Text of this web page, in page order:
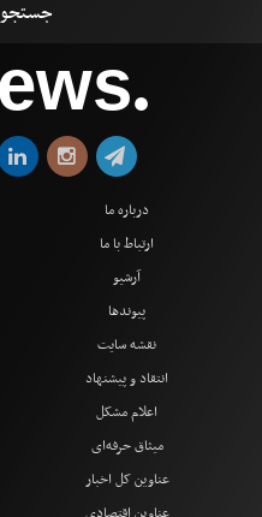
●
درباره ما
ارتباط با ما
آرشیو
پیوندها
نقشه سایت
انتقاد و پیشنهاد
اعلام مشکل
میثاق حرفه‌ای
عناوین کل اخبار